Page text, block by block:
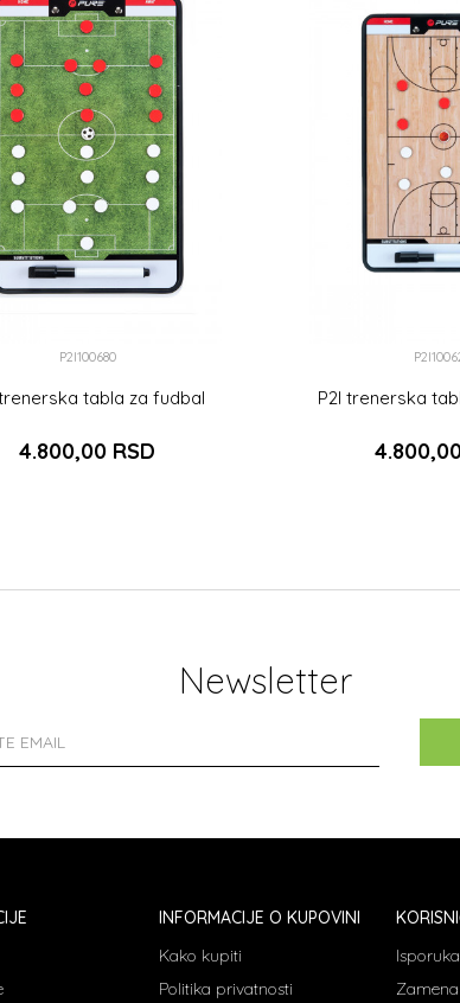
P2I100680
tabla za fudbal
4.800,00 RSD
P2I trenerska
Newsletter
INFORMACIJE O KUPOVINI
Kako kupiti
Politika privatnosti
Isporuka